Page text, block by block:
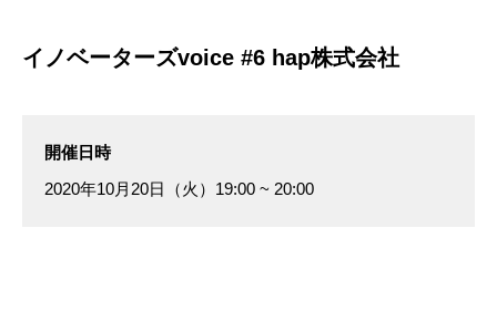
イノベーターズvoice #6 hap株式会社
開催日時
2020年10月20日（火）19:00 ~ 20:00